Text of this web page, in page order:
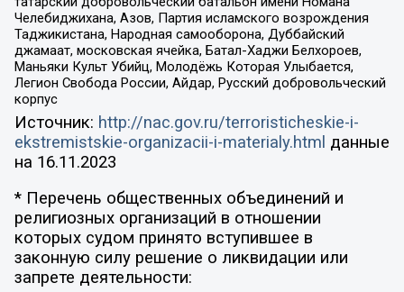
Челебиджихана, Азов, Партия исламского возрождения
Таджикистана, Народная самооборона, Дуббайский
джамаат, московская ячейка, Батал-Хаджи Белхороев,
Маньяки Культ Убийц, Молодёжь Которая Улыбается,
Легион Свобода России, Айдар, Русский добровольческий
корпус
Источник: http://nac.gov.ru/terroristicheskie-i-
ekstremistskie-organizacii-i-materialy.html данные
на 16.11.2023
* Перечень общественных объединений и
религиозных организаций в отношении
которых судом принято вступившее в
законную силу решение о ликвидации или
запрете деятельности: